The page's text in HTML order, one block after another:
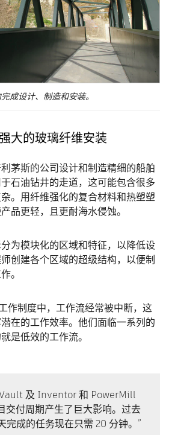
成设计、制造和安装。
大的玻璃纤维安装
茅斯的公司设计和制造精细的船舶
石油钻井的走道，这可能包含很多
。用纤维强化的复合材料和热塑塑
品更轻，且更耐海水侵蚀。
为模块化的区域和特征，以降低设
创建各个区域的超级结构，以便制
。
作制度中，工作流经常被中断，这
在的工作效率。他们面临一系列的
是低效的工作流。
及 Inventor 和 PowerMill
交付周期产生了巨大影响。过去
完成的任务现在只需 20 分钟。”